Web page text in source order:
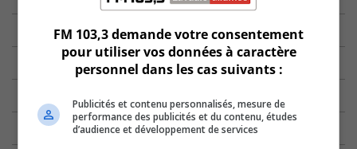
FM 103,3 demande votre consentement
pour utiliser vos données à caractère
personnel dans les cas suivants :
Publicités et contenu personnalisés, mesure de
performance des publicités et du contenu, études
d’audience et développement de services